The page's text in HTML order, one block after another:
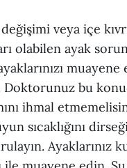
veya içe
olabilen ayak
Doktorunuz bu
ihmal
sıcaklığını
Ayaklarınız